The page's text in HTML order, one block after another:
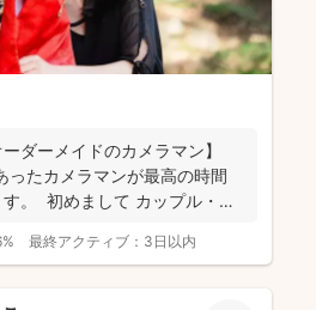
ダーメイドのカメラマン】
ったカメラマンが最高の時間
。 初めまして カップル・
最終アクティブ： 3日以内